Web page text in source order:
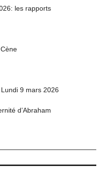
les rapports
9 mars 2026
d’Abraham